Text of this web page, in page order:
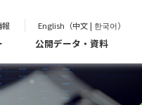
報 English（中文 | 한국어）
公開データ・資料